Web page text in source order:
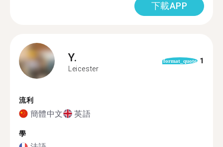
下載APP
Y.
Leicester
format_quote 1
流利
簡體中文 英語
學